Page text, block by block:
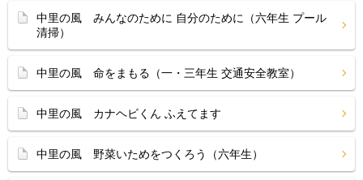
中里の風 みんなのために 自分のために（六年生 プール
清掃）
中里の風 命をまもる（一・三年生 交通安全教室）
中里の風 カナヘビくん ふえてます
中里の風 野菜いためをつくろう（六年生）